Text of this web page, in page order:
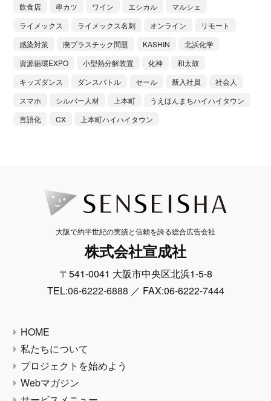
飲食店
串カツ ワイン エシカル
マルシェ
ライメックス
ライメックス名刺 オンライン
リモート
感染対策
廃プラスチック問題 KASHIN
北浜化学
資源循環EXPO
小型熱分解装置 化神
和太鼓
キッズダンス
ダンスバトル セール 新入社員
社会人
スマホ
シルバー人材 上本町
うえほんまちハイハイタウン
言語化
CX 上本町ハイハイタウン
大阪で約半世紀の実績と信頼を誇る総合広告会社
株式会社宣成社
〒541-0041 大阪市中央区北浜1-5-8
TEL:06-6222-6888 ／ FAX:06-6222-7444
HOME
私たちについて
プロジェクトを始めよう
Webマガジン